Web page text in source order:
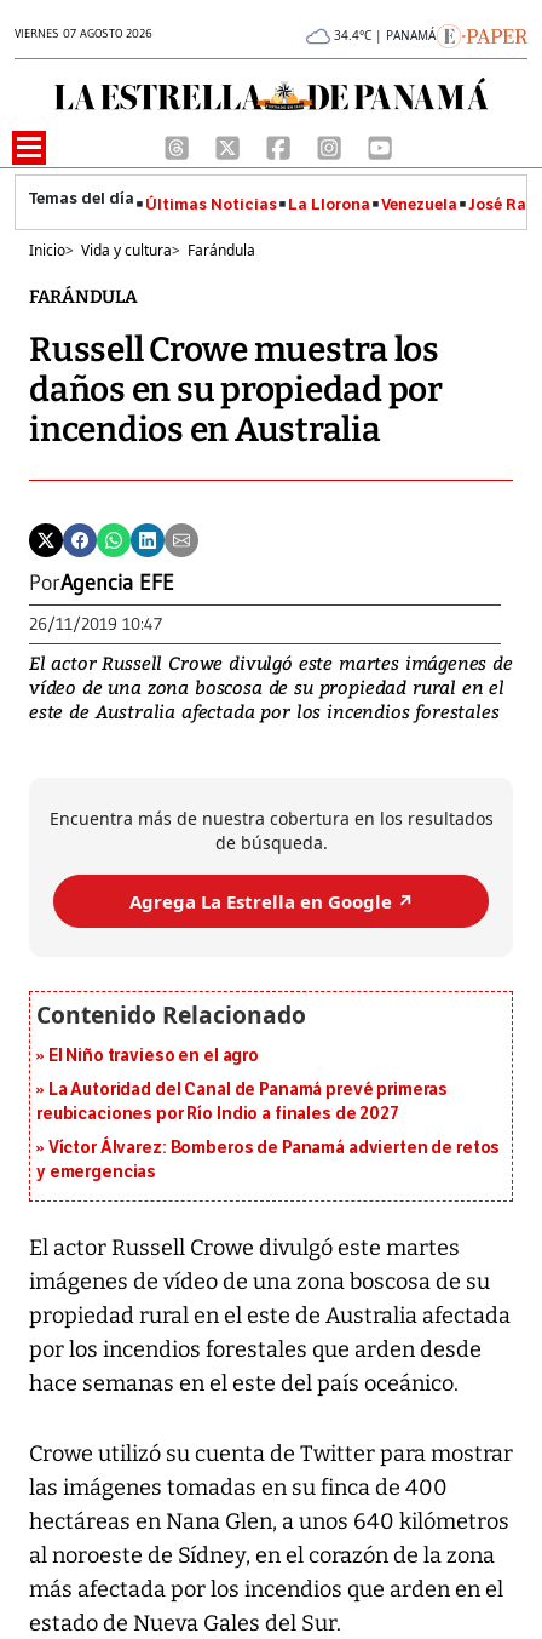
VIERNES 07 AGOSTO 2026 34.4°C | PANAMÁ
Últimas Noticias La Llorona Venezuela José
Inicio> Vida y cultura> Farándula
FARÁNDULA
Russell Crowe muestra los
daños en su propiedad por
incendios en Australia
PorAgencia EFE
26/11/2019 10:47
El actor Russell Crowe divulgó este martes imágenes de
vídeo de una zona boscosa de su propiedad rural en el
este de Australia afectada por los incendios forestales
Encuentra más de nuestra cobertura en los resultados
de búsqueda.
Agrega La Estrella en Google ↗️
El Niño travieso en el agro
La Autoridad del Canal de Panamá prevé primeras
reubicaciones por Río Indio a finales de 2027
Víctor Álvarez: Bomberos de Panamá advierten de retos
y emergencias
El actor Russell Crowe divulgó este martes
imágenes de vídeo de una zona boscosa de su
propiedad rural en el este de Australia afectada
por los incendios forestales que arden desde
hace semanas en el este del país oceánico.
Crowe utilizó su cuenta de Twitter para mostrar
las imágenes tomadas en su finca de 400
hectáreas en Nana Glen, a unos 640 kilómetros
al noroeste de Sídney, en el corazón de la zona
más afectada por los incendios que arden en el
estado de Nueva Gales del Sur.